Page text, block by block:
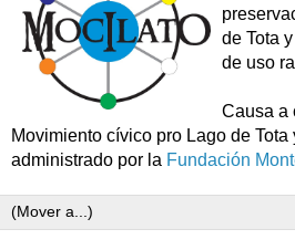
de Tota
de uso
Causa a
Movimiento cívico pro Lago de
administrado por la Fundación